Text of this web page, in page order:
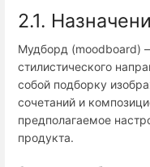
2.1.
Мудборд (moodboard)
стилистического
собой подборку
сочетаний и
предполагаемое
продукта.